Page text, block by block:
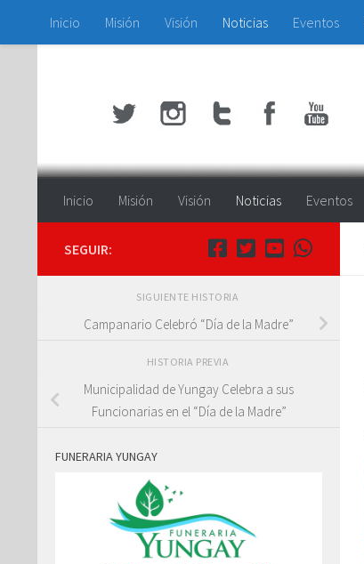
Saltar al contenido
Inicio Misión Visión Noticias Eventos
Inicio Misión Visión Noticias Eventos
SEGUIR:
SIGUIENTE HISTORIA
Campanario Celebró “Día de la Madre”
HISTORIA PREVIA
Municipalidad de Yungay Celebra a sus
Funcionarias en el “Día de la Madre”
FUNERARIA YUNGAY